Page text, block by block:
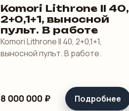
Komori Lithrone II 40,
2+0,1+1, выносной
пульт. В работе
Komori Lithrone II 40, 2+0,1+1,
выносной пульт. В работе.
8 000 000 ₽ Подробнее